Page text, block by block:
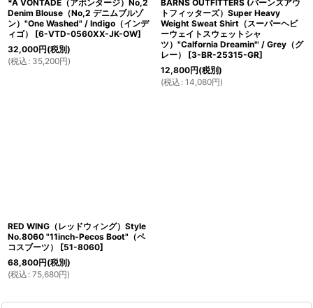
*A VONTADE（アボンタージ）No,2
Denim Blouse（No,2 デニムブルゾ
ン）"One Washed" / Indigo（インデ
ィゴ）
[6-VTD-0560XX-JK-OW]
32,000円(税別)
(税込 : 35,200円)
BARNS OUTFITTERS (バーンズアウ
トフィッターズ）Super Heavy
Weight Sweat Shirt（スーパーヘビ
ーウェイトスウェットシャ
ツ）"Calfornia Dreamin'" / Grey（グ
レー）
[3-BR-25315-GR]
12,800円(税別)
(税込 : 14,080円)
RED WING（レッドウィング）Style
No.8060 "11inch-Pecos Boot"（ペ
コスブーツ）
[51-8060]
68,800円(税別)
(税込 : 75,680円)